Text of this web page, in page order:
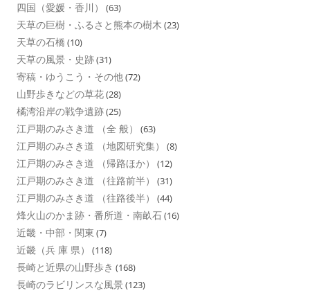
四国（愛媛・香川） (63)
天草の巨樹・ふるさと熊本の樹木 (23)
天草の石橋 (10)
天草の風景・史跡(31)
寄稿・ゆうこう・その他(72)
山野歩きなどの草花(28)
橘湾沿岸の戦争遺跡(25)
江戸期のみさき道 （全 般） (63)
江戸期のみさき道 （地図研究集） (8)
江戸期のみさき道 （帰路ほか） (12)
江戸期のみさき道 （往路前半） (31)
江戸期のみさき道 （往路後半） (44)
烽火山のかま跡・番所道・南畝石(16)
近畿・中部・関東 (7)
近畿（兵 庫 県） (118)
長崎と近県の山野歩き (168)
長崎のラビリンスな風景 (123)